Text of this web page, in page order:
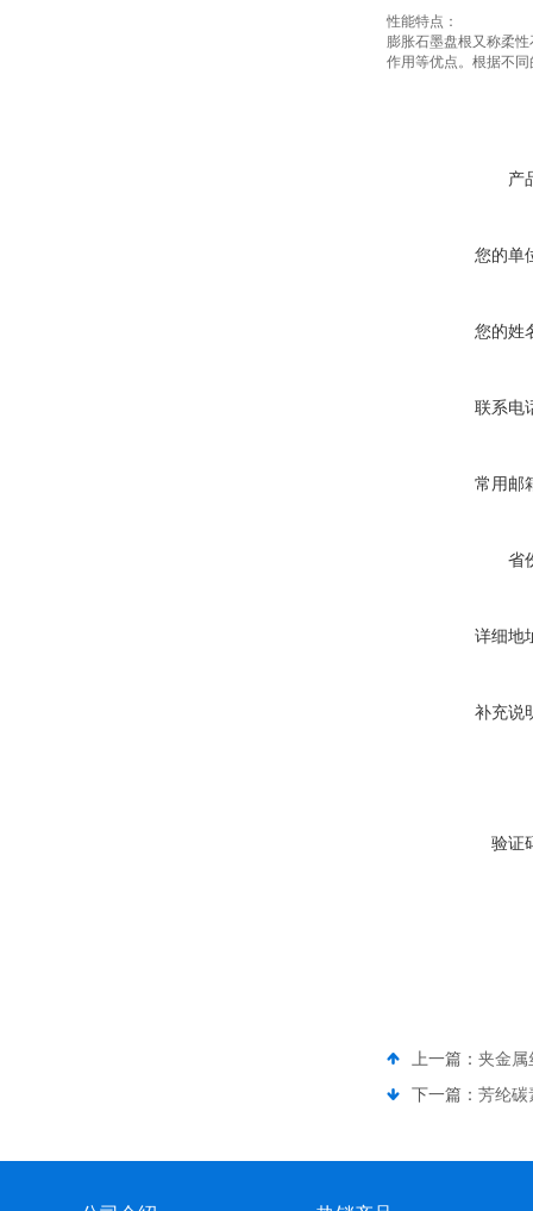
性能特点：
膨胀石墨盘根又称柔
作用等优点。根据不
产
您的单
您的姓
联系电
常用邮
省
详细地
补充说
验证
上一篇： 夹金属
下一篇： 芳纶碳